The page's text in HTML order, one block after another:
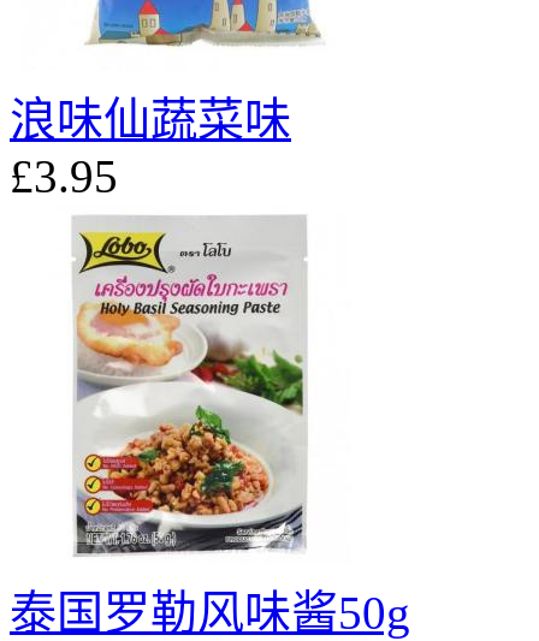
浪味仙蔬菜味
£3.95
泰国罗勒风味酱50g